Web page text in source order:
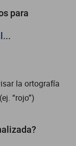
para
la ortografía
“rojo”)